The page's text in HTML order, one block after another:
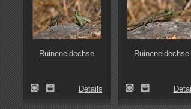
Ruineneidechse
Details
Ruineneidechse